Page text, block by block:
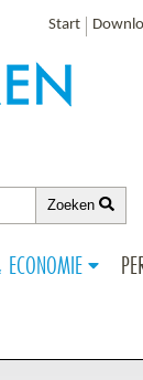
Start
Zoeken